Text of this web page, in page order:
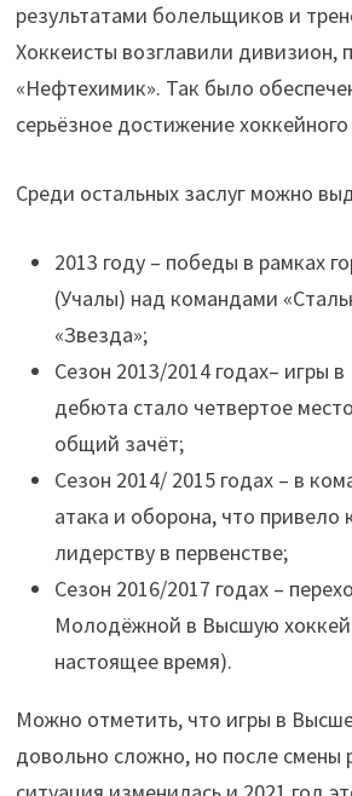
результатами болельщиков и
Хоккеисты возглавили дивизион,
«Нефтехимик». Так было
серьёзное достижение
Среди остальных заслуг можно
2013 году – победы в рамках
(Учалы) над командами
«Звезда»;
Сезон 2013/2014 годах– игры
дебюта стало четвертое
общий зачёт;
Сезон 2014/ 2015 годах – в
атака и оборона, что привело
лидерству в первенстве;
Сезон 2016/2017 годах –
Молодёжной в Высшую
настоящее время).
Можно отметить, что игры в
довольно сложно, но после смены